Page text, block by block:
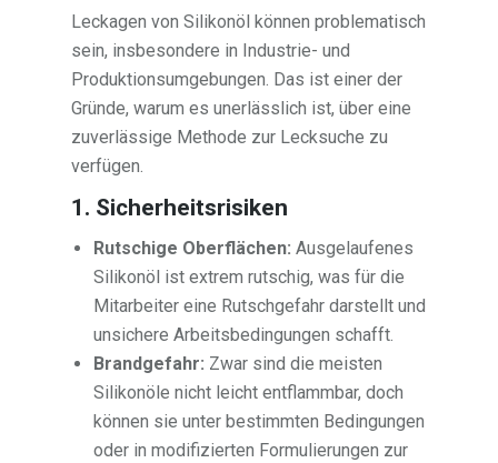
Leckagen von Silikonöl können problematisch
sein, insbesondere in Industrie- und
Produktionsumgebungen. Das ist einer der
Gründe, warum es unerlässlich ist, über eine
zuverlässige Methode zur Lecksuche zu
verfügen.
1. Sicherheitsrisiken
Rutschige Oberflächen: Ausgelaufenes
Silikonöl ist extrem rutschig, was für die
Mitarbeiter eine Rutschgefahr darstellt und
unsichere Arbeitsbedingungen schafft.
Brandgefahr: Zwar sind die meisten
Silikonöle nicht leicht entflammbar, doch
können sie unter bestimmten Bedingungen
oder in modifizierten Formulierungen zur